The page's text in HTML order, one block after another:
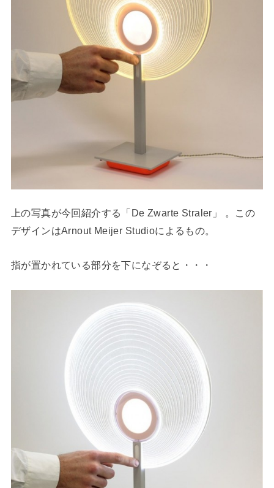
上の写真が今回紹介する「De Zwarte Straler」 。この
デザインはArnout Meijer Studioによるもの。
指が置かれている部分を下になぞると・・・